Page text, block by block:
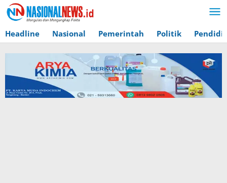
Lewati
ke
konten
Headline Nasional Pemerintah Politik